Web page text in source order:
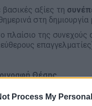
Process My
αξίες τη
στη
πλαίσιο της συνεχούς
Θέσης
Παροχή συμβουλών
εργαζομένων με στόχο